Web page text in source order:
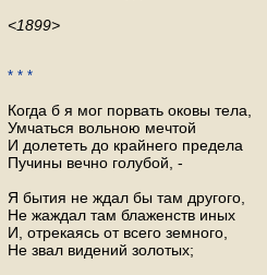
<1899>
* * *
Когда б я мог порвать оковы тела,
Умчаться вольною мечтой
И долететь до крайнего предела
Пучины вечно голубой, -
Я бытия не ждал бы там другого,
Не жаждал там блаженств иных
И, отрекаясь от всего земного,
Не звал видений золотых;